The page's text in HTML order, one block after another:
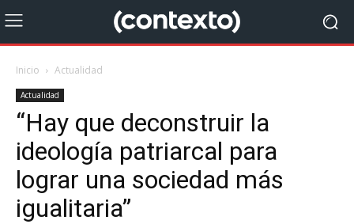
Inicio Actualidad
Actualidad
“Hay que deconstruir la
ideología patriarcal para
lograr una sociedad más
igualitaria”